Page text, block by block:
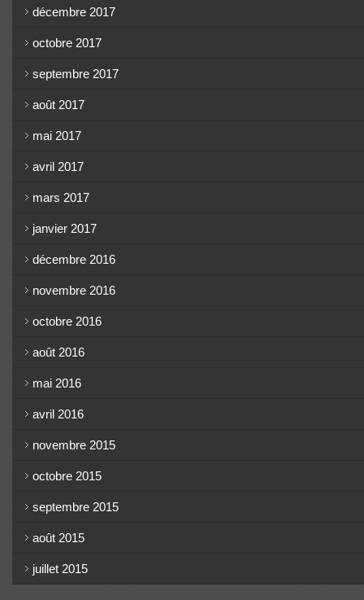
décembre 2017
octobre 2017
septembre 2017
août 2017
mai 2017
avril 2017
mars 2017
janvier 2017
décembre 2016
novembre 2016
octobre 2016
août 2016
mai 2016
avril 2016
novembre 2015
octobre 2015
septembre 2015
août 2015
juillet 2015